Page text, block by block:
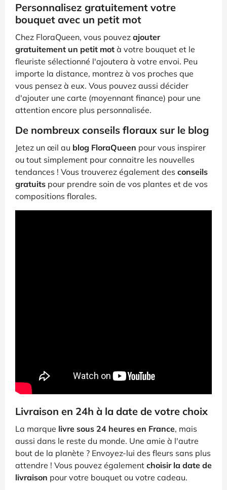
Personnalisez gratuitement votre
bouquet avec un petit mot
Chez FloraQueen, vous pouvez ajouter
gratuitement un petit mot à votre bouquet et le
fleuriste sélectionné l'ajoutera à votre envoi. Peu
importe la distance, montrez à vos proches que
vous pensez à eux. Vous pouvez aussi décider
d'ajouter une carte (moyennant finance) pour une
attention encore plus personnalisée.
De nombreux conseils floraux sur le blog
Jetez un œil au blog FloraQueen pour vous inspirer
ou tout simplement pour connaitre les nouvelles
tendances ! Vous trouverez également des conseils
gratuits pour prendre soin de vos plantes et de vos
compositions florales.
Livraison en 24h à la date de votre choix
La marque livre sous 24 heures en France, mais
aussi dans le reste du monde. Une amie à l'autre
bout de la planète ? Envoyez-lui des fleurs sans plus
attendre ! Vous pouvez également choisir la date de
livraison pour votre bouquet ou votre cadeau.